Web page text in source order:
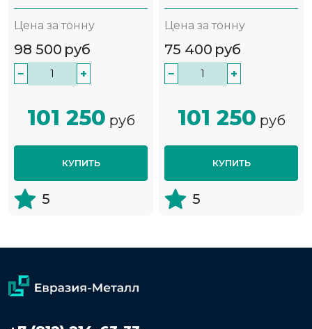
Цена за тонну
98 500 руб
− +
101 250 руб
КУПИТЬ
5
Цена за тонну
75 400 руб
− +
101 250 руб
КУПИТЬ
5